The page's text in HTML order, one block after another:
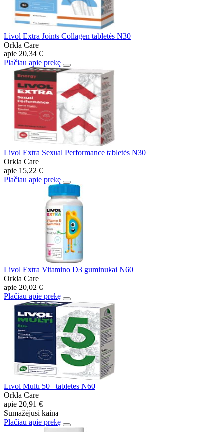
Livol Extra Joints Collagen tabletės N30
Orkla Care
apie 20,34 €
Plačiau apie prekę
Livol Extra Sexual Performance tabletės N30
Orkla Care
apie 15,22 €
Plačiau apie prekę
Livol Extra Vitamino D3 guminukai N60
Orkla Care
apie 20,02 €
Plačiau apie prekę
Livol Multi 50+ tabletės N60
Orkla Care
apie 20,91 €
Sumažėjusi kaina
Plačiau apie prekę